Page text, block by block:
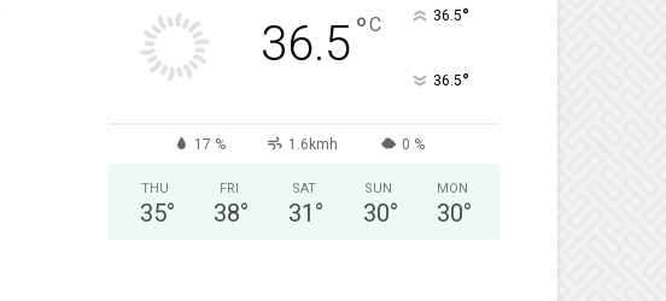
36.5°C 36.5°
36.5°
17 % 1.6kmh 0 %
THU
35°
FRI
38°
SAT
31 °
SUN
30°
MON
30°